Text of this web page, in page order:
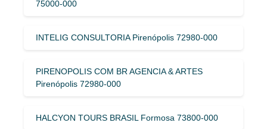
75000-000
INTELIG CONSULTORIA Pirenópolis 72980-000
PIRENOPOLIS COM BR AGENCIA & ARTES
Pirenópolis 72980-000
HALCYON TOURS BRASIL Formosa 73800-000